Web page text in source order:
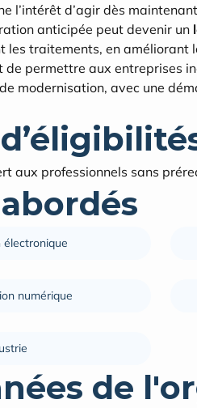
l’intérêt d’agir dès
anticipée peut devenir un
les traitements, en
de permettre aux entreprises
modernisation, avec une
aux professionnels sans
électronique
numérique
de